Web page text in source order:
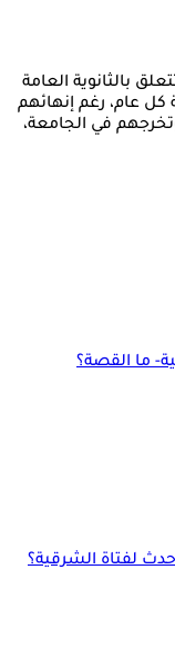
بالثانوية العامة
كل عام، رغم إنهائهم
في الجامعة،
ما القصة؟
حدث لفتاة الشرقية؟